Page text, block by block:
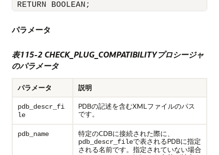
RETURN BOOLEAN;
パラメータ
表115-2 CHECK_PLUG_COMPATIBILITYプロシージャ
のパラメータ
パラメータ 説明
pdb_descr_fi
le
PDBの記述を含むXMLファイルのパス
です。
pdb_name 特定のCDBに接続された際に、
pdb_descr_fileで表されるPDBに指定
される名前です。指定されていない場合